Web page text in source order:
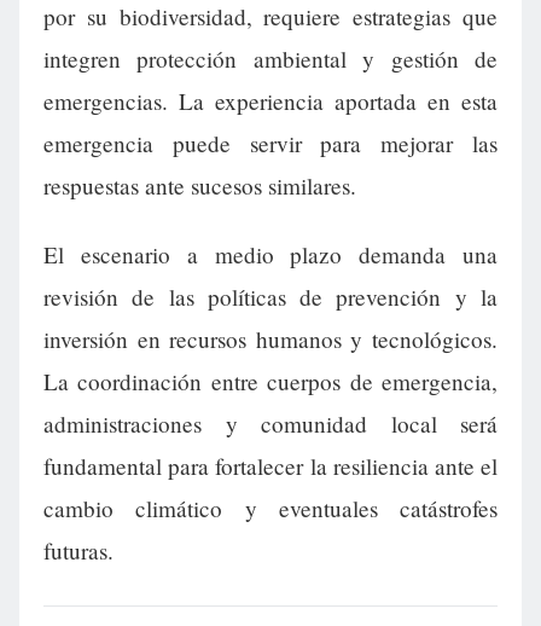
por su biodiversidad, requiere estrategias que
integren protección ambiental y gestión de
emergencias. La experiencia aportada en esta
emergencia puede servir para mejorar las
respuestas ante sucesos similares.
El escenario a medio plazo demanda una
revisión de las políticas de prevención y la
inversión en recursos humanos y tecnológicos.
La coordinación entre cuerpos de emergencia,
administraciones y comunidad local será
fundamental para fortalecer la resiliencia ante el
cambio climático y eventuales catástrofes
futuras.